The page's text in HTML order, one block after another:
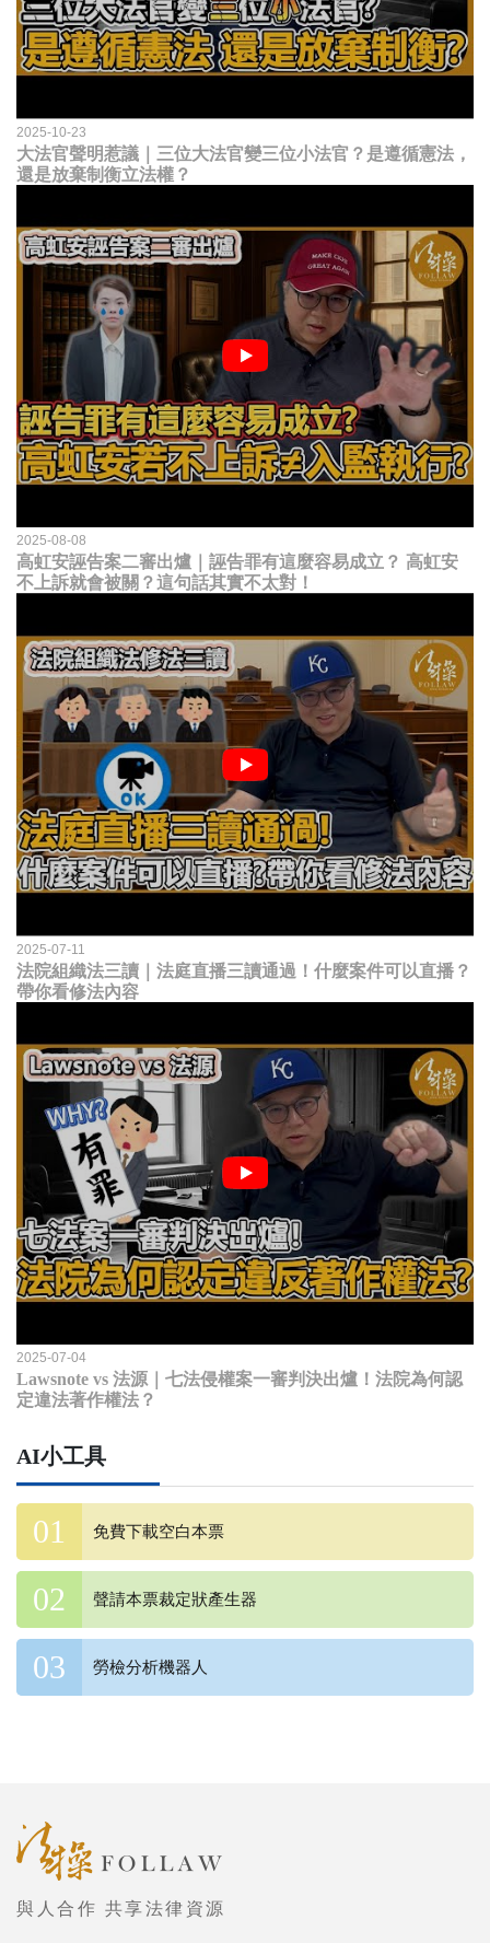
2025-10-23
大法官聲明惹議｜三位大法官變三位小法官？是遵循憲法，
還是放棄制衡立法權？
2025-08-08
高虹安誣告案二審出爐｜誣告罪有這麼容易成立？ 高虹安
不上訴就會被關？這句話其實不太對！
2025-07-11
法院組織法三讀｜法庭直播三讀通過！什麼案件可以直播？
帶你看修法內容
2025-07-04
Lawsnote vs 法源｜七法侵權案一審判決出爐！法院為何認
定違法著作權法？
AI小工具
免費下載空白本票
聲請本票裁定狀產生器
勞檢分析機器人
與人合作 共享法律資源